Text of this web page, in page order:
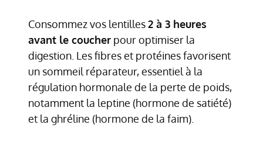
Consommez vos lentilles2 à 3 heures
avant le coucher pour optimiser la
digestion. Les fibres et protéines favorisent
un sommeil réparateur, essentiel à la
régulation hormonale de la perte de poids,
notamment la leptine (hormone de satiété)
et la ghréline (hormone de la faim).